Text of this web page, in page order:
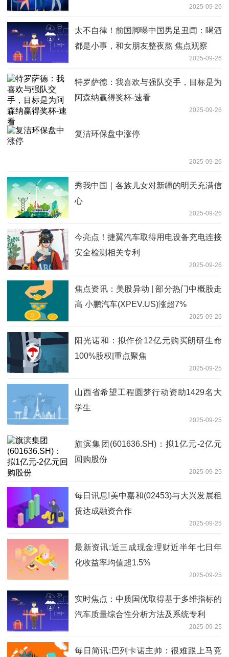
2025-09-26
太不自律！前国脚曝中国男足丑闻：喝酒
都是小事，和女朋友整夜熬 焦点观察
2025-09-26
特罗萨德：我喜欢与强队交手，目标是为
阿森纳赢得奖杯-速看
2025-09-26
复洁环保盘中涨停
2025-09-26
秀我中国｜各族儿女对新疆的明天充满信
心
2025-09-26
今亮点！捷翼汽车取得用电设备充电连接
安全检测相关专利
2025-09-26
焦点资讯：美股异动 | 部分热门中概股走
高 小鹏汽车(XPEV.US)涨超7%
2025-09-26
阳光诺和：拟作价12亿元购买朗研生命
100%股权|重点聚焦
2025-09-25
山西省希望工程圆梦行动资助1429名大
学生
2025-09-25
旗滨集团(601636.SH)：拟1亿元-2亿元
回购股份
2025-09-25
每日讯息!美中嘉和(02453)与大兴发展租
赁达成融资合作
2025-09-25
最新资讯:近三成现金理财近半年七日年
化收益率均值超1.5%
2025-09-25
实时焦点：中质国优取得基于多维指标的
汽车质量综合性分析方法及系统专利
2025-09-25
每日简讯:巴列卡诺主帅：很难跟上马竞